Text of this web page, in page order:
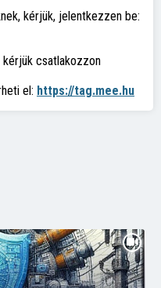
kérjük, jelentkezzen be:
kérjük csatlakozzon
el: https://tag.mee.hu